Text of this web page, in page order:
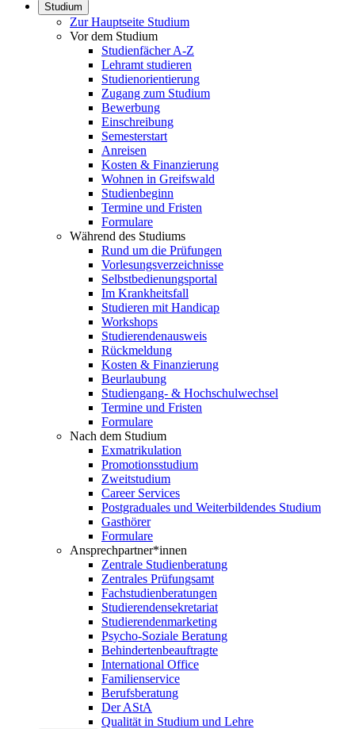
Studium
Zur Hauptseite Studium
Vor dem Studium
Studienfächer A-Z
Lehramt studieren
Studienorientierung
Zugang zum Studium
Bewerbung
Einschreibung
Semesterstart
Anreisen
Kosten & Finanzierung
Wohnen in Greifswald
Studienbeginn
Termine und Fristen
Formulare
Während des Studiums
Rund um die Prüfungen
Vorlesungsverzeichnisse
Selbstbedienungsportal
Im Krankheitsfall
Studieren mit Handicap
Workshops
Studierendenausweis
Rückmeldung
Kosten & Finanzierung
Beurlaubung
Studiengang- & Hochschulwechsel
Termine und Fristen
Formulare
Nach dem Studium
Exmatrikulation
Promotionsstudium
Zweitstudium
Career Services
Postgraduales und Weiterbildendes Studium
Gasthörer
Formulare
Ansprechpartner*innen
Zentrale Studienberatung
Zentrales Prüfungsamt
Fachstudienberatungen
Studierendensekretariat
Studierendenmarketing
Psycho-Soziale Beratung
Behindertenbeauftragte
International Office
Familienservice
Berufsberatung
Der AStA
Qualität in Studium und Lehre